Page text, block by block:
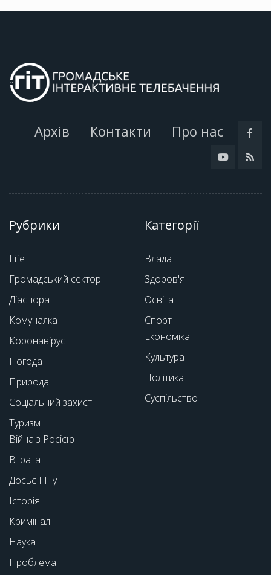
Архів Контакти Про нас
Рубрики
Life
Громадський сектор
Діаспора
Комуналка
Коронавірус
Погода
Природа
Соціальний захист
Туризм
Війна з Росією
Втрата
Досьє ГІТу
Історія
Кримінал
Наука
Проблема
Категорії
Влада
Здоров'я
Освіта
Спорт
Економіка
Культура
Політика
Суспільство